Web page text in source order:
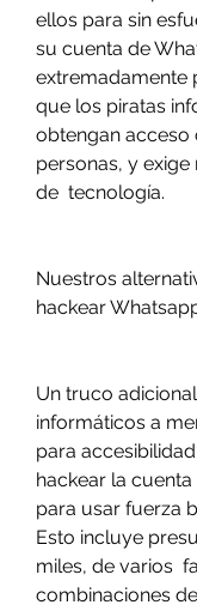
ellos para sin
su cuenta de
extremadamente
que los piratas
obtengan acceso
personas, y
de  tecnología.
Nuestros
hackear
Un truco
informáticos a
para
hackear la
para usar fuerza
Esto incluye
miles, de varios
combinaciones